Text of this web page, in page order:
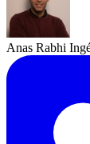
Anas Rabhi